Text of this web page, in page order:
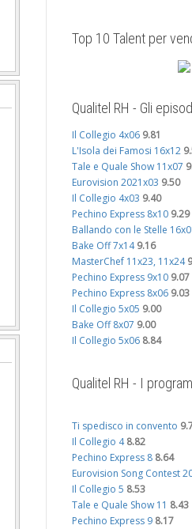
Top 10 Talent per
Qualitel RH - Gli
Il Collegio 4x06 9.81
L'Isola dei Famosi 16x12
Tale e Quale Show 11x07
Eurovision 2021x03 9.50
Il Collegio 4x03 9.40
Pechino Express 8x10 9.29
Ballando con le Stelle
Bake Off 7x14 9.16
MasterChef 11x23, 11x24
Pechino Express 9x10 9.07
Pechino Express 8x06 9.03
Il Collegio 5x05 9.00
Bake Off 8x07 9.00
Il Collegio 5x06 8.84
Qualitel RH - I
Ti spedisco in convento
Il Collegio 4 8.82
Pechino Express 8 8.64
Eurovision Song Contest
Il Collegio 5 8.53
Tale e Quale Show 11 8.43
Pechino Express 9 8.17